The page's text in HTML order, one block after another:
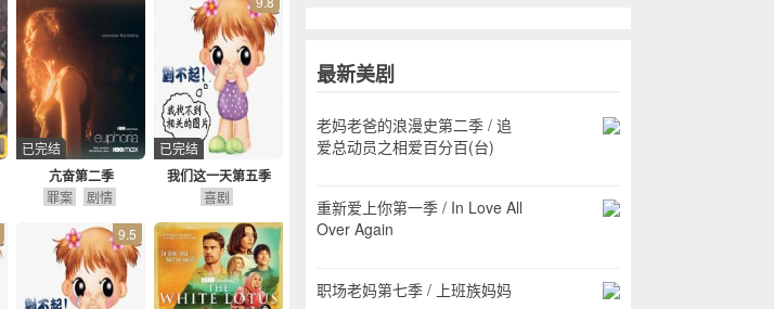
亢奋第二季
已完结
罪案 剧情
我们这一天第五季
已完结
喜剧
9.5
最新美剧
老妈老爸的浪漫史第二季 / 追
爱总动员之相爱百分百(台)
重新爱上你第一季 / In Love All
Over Again
职场老妈第七季 / 上班族妈妈